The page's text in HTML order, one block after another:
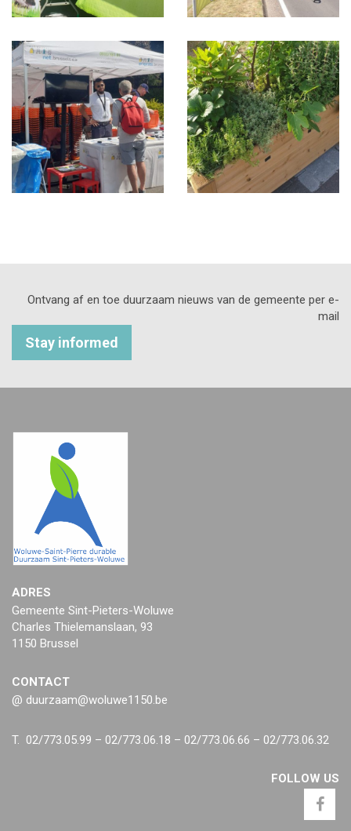
Ontvang af en toe duurzaam nieuws van de gemeente per e-
mail
Stay informed
ADRES
Gemeente Sint-Pieters-Woluwe
Charles Thielemanslaan, 93
1150 Brussel
CONTACT
@ duurzaam@woluwe1150.be
T. 02/773.05.99 – 02/773.06.18 – 02/773.06.66 – 02/773.06.32
FOLLOW US